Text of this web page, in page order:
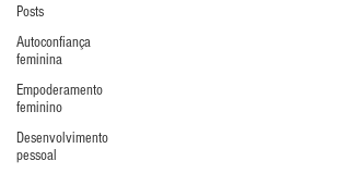
Posts
Autoconfiança
feminina
Empoderamento
feminino
Desenvolvimento
pessoal